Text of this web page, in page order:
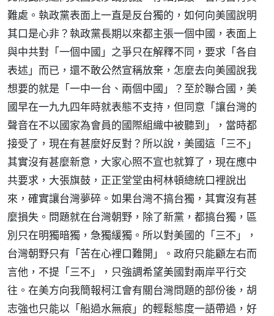
難處。執政黨表面上一直是反台獨的，如何向美國說明
其口是心非？執政黨長期以來都主張一個中國，表面上
與中共對「一個中國」之爭只在解釋不同，要求「各自
表述」而已，還不敢公然宣稱放棄，怎麼去向美國說我
想要的就是「一中一台、兩個中國」？至於聯合國，美
國早在一九九四年時就表態不支持，但同意「讓台灣的
聲音在不以國家為會員的國際組織中被聽到」，當時都
接受了，現在有甚麼好反對？所以說，美國這「三不」
其實沒有甚麼新意，大家心照不宣也就算了，現在應中
共要求，大張旗鼓，正正堂堂由柯林頓總統口裡說出
來，確實讓台灣夢碎。如果台灣不搞台獨，其實沒有甚
麼損失。問題就在台灣朝野，除了新黨，都搞台獨，區
別只在明獨暗獨，急獨緩獨。所以對美國的「三不」，
台灣朝野只有「苦在心裡口難開」。政府只能顧左右而
言他，不提「三不」，只強調希望美國對兩岸平行交
往。在美方向我簡報柯江會有關台灣問題的部份後，胡
志強也只能以「船過水無痕」的輕鬆態度一語帶過，好